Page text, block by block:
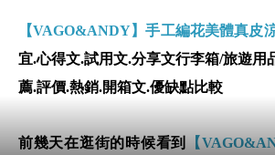
【VAGO&ANDY】手工編花美體真皮
宜.心得文.試用文.分享文行李箱/旅遊用
薦.評價.熱銷.開箱文.優缺點比較
前幾天在逛街的時候看到
【